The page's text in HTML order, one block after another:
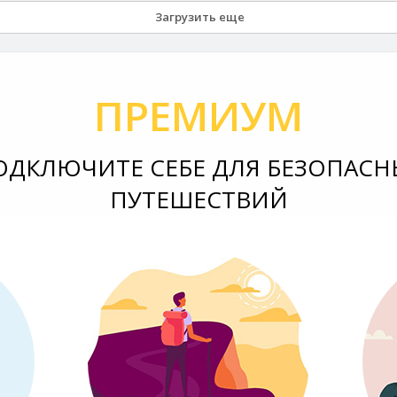
Загрузить еще
ПРЕМИУМ
СЕБЕ ДЛЯ
ПУТЕШЕСТВИЙ